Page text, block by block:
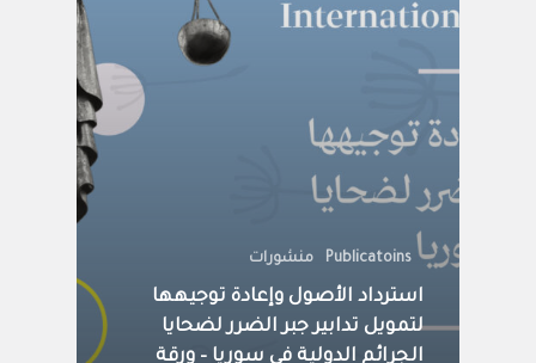
Publicatoins منشورات
استرداد الأصول وإعادة توجيهها
لتمويل تدابير جبر الضرر لضحايا
الجرائم الدولية في سوريا – ورقة